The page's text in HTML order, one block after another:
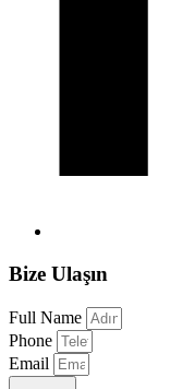
Bize Ulaşın
Full Name
Phone
Email